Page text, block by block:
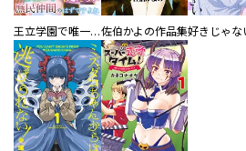
王立学園で唯一魔法が使えない庶民仲間のはずですよね～実は王子様で私を溺愛しているなんて告白はやめてください～佐伯かよの作品集